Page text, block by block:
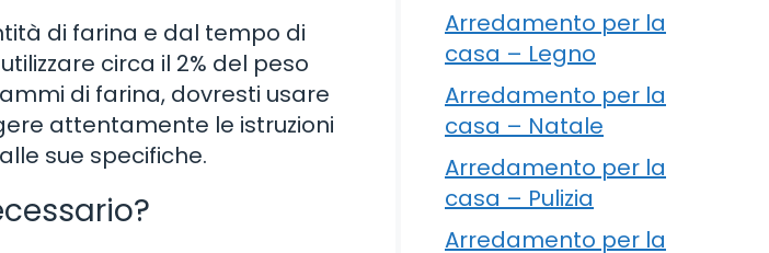
di farina e dal tempo di
circa il 2% del peso
di farina, dovresti usare
attentamente le istruzioni
sue specifiche.
Arredamento per la
casa – Legno
Arredamento per la
casa – Natale
Arredamento per la
casa – Pulizia
Arredamento per la